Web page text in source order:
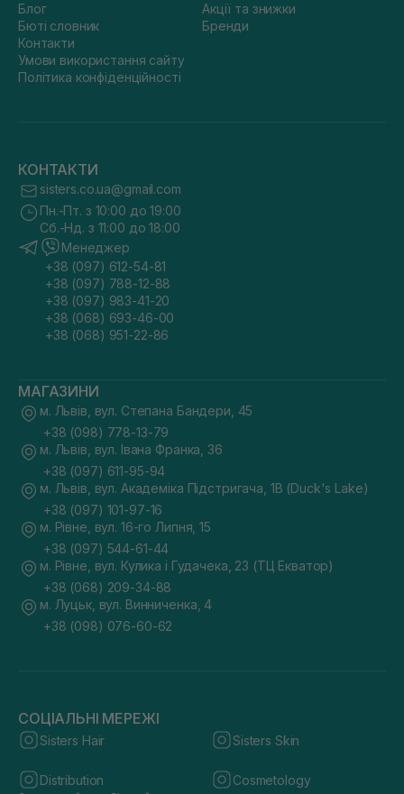
Блог
Бюті словник
Контакти
Умови використання сайту
Політика конфіденційності
Акції та знижки
Бренди
КОНТАКТИ
sisters.co.ua@gmail.com
Пн.-Пт. з 10:00 до 19:00
Сб.-Нд. з 11:00 до 18:00
Менеджер
+38 (097) 612-54-81
+38 (097) 788-12-88
+38 (097) 983-41-20
+38 (068) 693-46-00
+38 (068) 951-22-86
МАГАЗИНИ
м. Львів, вул. Степана Бандери, 45
+38 (098) 778-13-79
м. Львів, вул. Івана Франка, 36
+38 (097) 611-95-94
м. Львів, вул. Академіка Підстригача, 1В (Duck's Lake)
+38 (097) 101-97-16
м. Рівне, вул. 16-го Липня, 15
+38 (097) 544-61-44
м. Рівне, вул. Кулика і Гудачека, 23 (ТЦ Екватор)
+38 (068) 209-34-88
м. Луцьк, вул. Винниченка, 4
+38 (098) 076-60-62
СОЦІАЛЬНІ МЕРЕЖІ
Sisters Hair Sisters Skin
Distribution Cosmetology